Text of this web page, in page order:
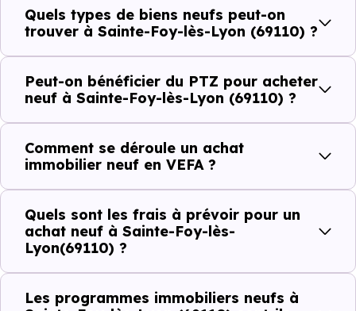
de 47 commerces, 213 professions médicales et 15
établissements scolaires. Des équipements du quotidien
qui constituent autant d'arguments concrets pour habiter
ou investir dans la commune.
Combien coûte un logement à Sainte-Foy-
lès-Lyon (69110) ?
C'est souvent la première question. Voici les repères de
prix à connaître pour un achat immobilier à Sainte-Foy-
lès-Lyon (69110) :
Quels types de biens neufs peut-on
trouver à Sainte-Foy-lès-Lyon (69110) ?
Peut-on bénéficier du PTZ pour acheter
neuf à Sainte-Foy-lès-Lyon (69110) ?
Comment se déroule un achat
immobilier neuf en VEFA ?
Quels sont les frais à prévoir pour un
achat neuf à Sainte-Foy-lès-
Lyon(69110) ?
Les programmes immobiliers neufs à